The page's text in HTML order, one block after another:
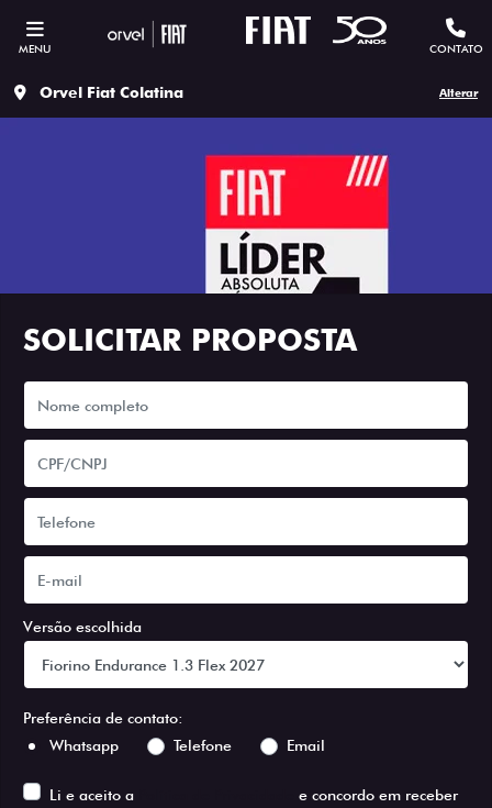
MENU CONTATO
Orvel Fiat Colatina Alterar
SOLICITAR PROPOSTA
Versão escolhida
Preferência de contato:
Whatsapp
Telefone Email
Li e aceito a
e concordo em receber